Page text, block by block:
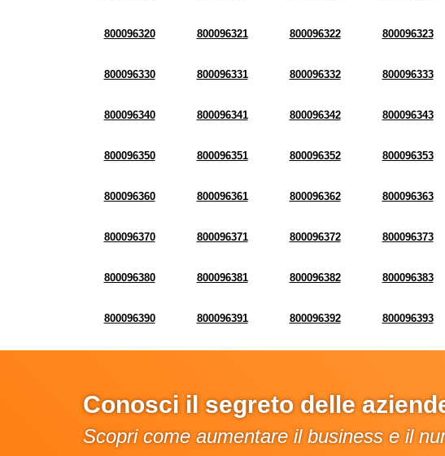
800096320 800096321 800096322 800096323
800096330 800096331 800096332 800096333
800096340 800096341 800096342 800096343
800096350 800096351 800096352 800096353
800096360 800096361 800096362 800096363
800096370 800096371 800096372 800096373
800096380 800096381 800096382 800096383
800096390 800096391 800096392 800096393
Conosci il segreto delle
Scopri come aumentare il business e il